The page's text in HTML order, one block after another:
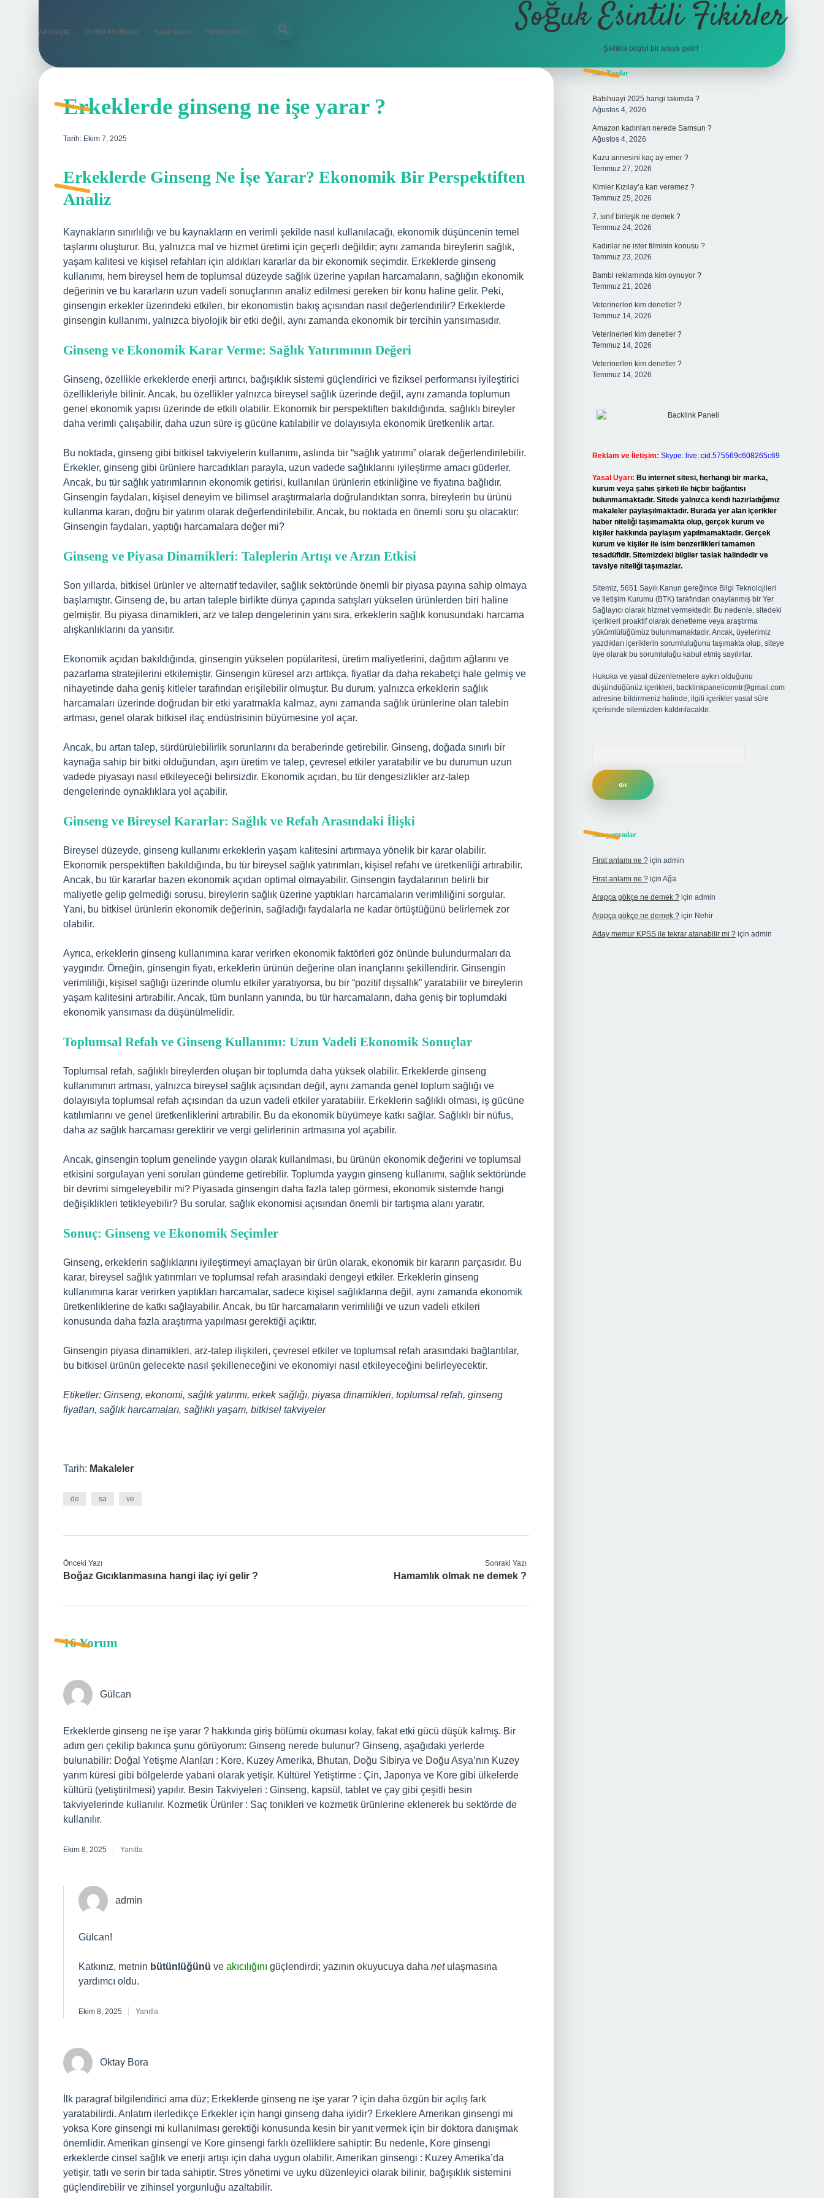
Anasayfa Gizlilik Politikası Yasal Uyarı Hakkımızda Soğuk Esintili Fikirler
Şıklıkla bilgiyi bir araya getir!
Erkeklerde ginseng ne işe yarar ?
Tarih: Ekim 7, 2025
Erkeklerde Ginseng Ne İşe Yarar? Ekonomik Bir Perspektiften
Analiz
Kaynakların sınırlılığı ve bu kaynakların en verimli şekilde nasıl kullanılacağı, ekonomik düşüncenin temel
taşlarını oluşturur. Bu, yalnızca mal ve hizmet üretimi için geçerli değildir; aynı zamanda bireylerin sağlık,
yaşam kalitesi ve kişisel refahları için aldıkları kararlar da bir ekonomik seçimdir. Erkeklerde ginseng
kullanımı, hem bireysel hem de toplumsal düzeyde sağlık üzerine yapılan harcamaların, sağlığın ekonomik
değerinin ve bu kararların uzun vadeli sonuçlarının analiz edilmesi gereken bir konu haline gelir. Peki,
ginsengin erkekler üzerindeki etkileri, bir ekonomistin bakış açısından nasıl değerlendirilir? Erkeklerde
ginsengin kullanımı, yalnızca biyolojik bir etki değil, aynı zamanda ekonomik bir tercihin yansımasıdır.
Ginseng ve Ekonomik Karar Verme: Sağlık Yatırımının Değeri
Ginseng, özellikle erkeklerde enerji artırıcı, bağışıklık sistemi güçlendirici ve fiziksel performansı iyileştirici
özellikleriyle bilinir. Ancak, bu özellikler yalnızca bireysel sağlık üzerinde değil, aynı zamanda toplumun
genel ekonomik yapısı üzerinde de etkili olabilir. Ekonomik bir perspektiften bakıldığında, sağlıklı bireyler
daha verimli çalışabilir, daha uzun süre iş gücüne katılabilir ve dolayısıyla ekonomik üretkenlik artar.
Bu noktada, ginseng gibi bitkisel takviyelerin kullanımı, aslında bir “sağlık yatırımı” olarak değerlendirilebilir.
Erkekler, ginseng gibi ürünlere harcadıkları parayla, uzun vadede sağlıklarını iyileştirme amacı güderler.
Ancak, bu tür sağlık yatırımlarının ekonomik getirisi, kullanılan ürünlerin etkinliğine ve fiyatına bağlıdır.
Ginsengin faydaları, kişisel deneyim ve bilimsel araştırmalarla doğrulandıktan sonra, bireylerin bu ürünü
kullanma kararı, doğru bir yatırım olarak değerlendirilebilir. Ancak, bu noktada en önemli soru şu olacaktır:
Ginsengin faydaları, yaptığı harcamalara değer mi?
Ginseng ve Piyasa Dinamikleri: Taleplerin Artışı ve Arzın Etkisi
Son yıllarda, bitkisel ürünler ve alternatif tedaviler, sağlık sektöründe önemli bir piyasa payına sahip olmaya
başlamıştır. Ginseng de, bu artan taleple birlikte dünya çapında satışları yükselen ürünlerden biri haline
gelmiştir. Bu piyasa dinamikleri, arz ve talep dengelerinin yanı sıra, erkeklerin sağlık konusundaki harcama
alışkanlıklarını da yansıtır.
Ekonomik açıdan bakıldığında, ginsengin yükselen popülaritesi, üretim maliyetlerini, dağıtım ağlarını ve
pazarlama stratejilerini etkilemiştir. Ginsengin küresel arzı arttıkça, fiyatlar da daha rekabetçi hale gelmiş ve
nihayetinde daha geniş kitleler tarafından erişilebilir olmuştur. Bu durum, yalnızca erkeklerin sağlık
harcamaları üzerinde doğrudan bir etki yaratmakla kalmaz, aynı zamanda sağlık ürünlerine olan talebin
artması, genel olarak bitkisel ilaç endüstrisinin büyümesine yol açar.
Ancak, bu artan talep, sürdürülebilirlik sorunlarını da beraberinde getirebilir. Ginseng, doğada sınırlı bir
kaynağa sahip bir bitki olduğundan, aşırı üretim ve talep, çevresel etkiler yaratabilir ve bu durumun uzun
vadede piyasayı nasıl etkileyeceği belirsizdir. Ekonomik açıdan, bu tür dengesizlikler arz-talep
dengelerinde oynaklıklara yol açabilir.
Ginseng ve Bireysel Kararlar: Sağlık ve Refah Arasındaki İlişki
Bireysel düzeyde, ginseng kullanımı erkeklerin yaşam kalitesini artırmaya yönelik bir karar olabilir.
Ekonomik perspektiften bakıldığında, bu tür bireysel sağlık yatırımları, kişisel refahı ve üretkenliği artırabilir.
Ancak, bu tür kararlar bazen ekonomik açıdan optimal olmayabilir. Ginsengin faydalarının belirli bir
maliyetle gelip gelmediği sorusu, bireylerin sağlık üzerine yaptıkları harcamaların verimliliğini sorgular.
Yani, bu bitkisel ürünlerin ekonomik değerinin, sağladığı faydalarla ne kadar örtüştüğünü belirlemek zor
olabilir.
Ayrıca, erkeklerin ginseng kullanımına karar verirken ekonomik faktörleri göz önünde bulundurmaları da
yaygındır. Örneğin, ginsengin fiyatı, erkeklerin ürünün değerine olan inançlarını şekillendirir. Ginsengin
verimliliği, kişisel sağlığı üzerinde olumlu etkiler yaratıyorsa, bu bir “pozitif dışsallık” yaratabilir ve bireylerin
yaşam kalitesini artırabilir. Ancak, tüm bunların yanında, bu tür harcamaların, daha geniş bir toplumdaki
ekonomik yansıması da düşünülmelidir.
Toplumsal Refah ve Ginseng Kullanımı: Uzun Vadeli Ekonomik Sonuçlar
Toplumsal refah, sağlıklı bireylerden oluşan bir toplumda daha yüksek olabilir. Erkeklerde ginseng
kullanımının artması, yalnızca bireysel sağlık açısından değil, aynı zamanda genel toplum sağlığı ve
dolayısıyla toplumsal refah açısından da uzun vadeli etkiler yaratabilir. Erkeklerin sağlıklı olması, iş gücüne
katılımlarını ve genel üretkenliklerini artırabilir. Bu da ekonomik büyümeye katkı sağlar. Sağlıklı bir nüfus,
daha az sağlık harcaması gerektirir ve vergi gelirlerinin artmasına yol açabilir.
Ancak, ginsengin toplum genelinde yaygın olarak kullanılması, bu ürünün ekonomik değerini ve toplumsal
etkisini sorgulayan yeni soruları gündeme getirebilir. Toplumda yaygın ginseng kullanımı, sağlık sektöründe
bir devrimi simgeleyebilir mi? Piyasada ginsengin daha fazla talep görmesi, ekonomik sistemde hangi
değişiklikleri tetikleyebilir? Bu sorular, sağlık ekonomisi açısından önemli bir tartışma alanı yaratır.
Sonuç: Ginseng ve Ekonomik Seçimler
Ginseng, erkeklerin sağlıklarını iyileştirmeyi amaçlayan bir ürün olarak, ekonomik bir kararın parçasıdır. Bu
karar, bireysel sağlık yatırımları ve toplumsal refah arasındaki dengeyi etkiler. Erkeklerin ginseng
kullanımına karar verirken yaptıkları harcamalar, sadece kişisel sağlıklarına değil, aynı zamanda ekonomik
üretkenliklerine de katkı sağlayabilir. Ancak, bu tür harcamaların verimliliği ve uzun vadeli etkileri
konusunda daha fazla araştırma yapılması gerektiği açıktır.
Ginsengin piyasa dinamikleri, arz-talep ilişkileri, çevresel etkiler ve toplumsal refah arasındaki bağlantılar,
bu bitkisel ürünün gelecekte nasıl şekilleneceğini ve ekonomiyi nasıl etkileyeceğini belirleyecektir.
Etiketler: Ginseng, ekonomi, sağlık yatırımı, erkek sağlığı, piyasa dinamikleri, toplumsal refah, ginseng
fiyatları, sağlık harcamaları, sağlıklı yaşam, bitkisel takviyeler
Tarih: Makaleler
de sa ve
Önceki Yazı
Boğaz Gıcıklanmasına hangi ilaç iyi gelir ?
Sonraki Yazı
Hamamlık olmak ne demek ?
16 Yorum
Gülcan
Erkeklerde ginseng ne işe yarar ? hakkında giriş bölümü okuması kolay, fakat etki gücü düşük kalmış. Bir
adım geri çekilip bakınca şunu görüyorum: Ginseng nerede bulunur? Ginseng, aşağıdaki yerlerde
bulunabilir: Doğal Yetişme Alanları : Kore, Kuzey Amerika, Bhutan, Doğu Sibirya ve Doğu Asya’nın Kuzey
yarım küresi gibi bölgelerde yabani olarak yetişir. Kültürel Yetiştirme : Çin, Japonya ve Kore gibi ülkelerde
kültürü (yetiştirilmesi) yapılır. Besin Takviyeleri : Ginseng, kapsül, tablet ve çay gibi çeşitli besin
takviyelerinde kullanılır. Kozmetik Ürünler : Saç tonikleri ve kozmetik ürünlerine eklenerek bu sektörde de
kullanılır.
Ekim 8, 2025 Yanıtla
admin
Gülcan!
Katkınız, metnin bütünlüğünü ve akıcılığını güçlendirdi; yazının okuyucuya daha netulaşmasına
yardımcı oldu.
Ekim 8, 2025 Yanıtla
Oktay Bora
İlk paragraf bilgilendirici ama düz; Erkeklerde ginseng ne işe yarar ? için daha özgün bir açılış fark
yaratabilirdi. Anlatım ilerledikçe Erkekler için hangi ginseng daha iyidir? Erkeklere Amerikan ginsengi mi
yoksa Kore ginsengi mi kullanılması gerektiği konusunda kesin bir yanıt vermek için bir doktora danışmak
önemlidir. Amerikan ginsengi ve Kore ginsengi farklı özelliklere sahiptir: Bu nedenle, Kore ginsengi
erkeklerde cinsel sağlık ve enerji artışı için daha uygun olabilir. Amerikan ginsengi : Kuzey Amerika’da
yetişir, tatlı ve serin bir tada sahiptir. Stres yönetimi ve uyku düzenleyici olarak bilinir, bağışıklık sistemini
güçlendirebilir ve zihinsel yorgunluğu azaltabilir.
Sidebar
Son Yazılar
Batshuayi 2025 hangi takımda ?
Ağustos 4, 2026
Amazon kadınları nerede Samsun ?
Ağustos 4, 2026
Kuzu annesini kaç ay emer ?
Temmuz 27, 2026
Kimler Kızılay’a kan veremez ?
Temmuz 25, 2026
7. sınıf birleşik ne demek ?
Temmuz 24, 2026
Kadınlar ne ister filminin konusu ?
Temmuz 23, 2026
Bambi reklamında kim oynuyor ?
Temmuz 21, 2026
Veterinerleri kim denetler ?
Temmuz 14, 2026
Veterinerleri kim denetler ?
Temmuz 14, 2026
Veterinerleri kim denetler ?
Temmuz 14, 2026
Reklam ve İletişim: Skype: live:.cid.575569c608265c69
Yasal Uyarı: Bu internet sitesi, herhangi bir marka,
kurum veya şahıs şirketi ile hiçbir bağlantısı
bulunmamaktadır. Sitede yalnızca kendi hazırladığımız
makaleler paylaşılmaktadır. Burada yer alan içerikler
haber niteliği taşımamakta olup, gerçek kurum ve
kişiler hakkında paylaşım yapılmamaktadır. Gerçek
kurum ve kişiler ile isim benzerlikleri tamamen
tesadüfidir. Sitemizdeki bilgiler taslak halindedir ve
tavsiye niteliği taşımazlar.
Sitemiz, 5651 Sayılı Kanun gereğince Bilgi Teknolojileri
ve İletişim Kurumu (BTK) tarafından onaylanmış bir Yer
Sağlayıcı olarak hizmet vermektedir. Bu nedenle, sitedeki
içerikleri proaktif olarak denetleme veya araştırma
yükümlülüğümüz bulunmamaktadır. Ancak, üyelerimiz
yazdıkları içeriklerin sorumluluğunu taşımakta olup, siteye
üye olarak bu sorumluluğu kabul etmiş sayılırlar.
Hukuka ve yasal düzenlemelere aykırı olduğunu
düşündüğünüz içerikleri, backlinkpanelicomtr@gmail.com
adresine bildirmeniz halinde, ilgili içerikler yasal süre
içerisinde sitemizden kaldırılacaktır.
Son yorumlar
Firat anlamı ne ?için admin
Firat anlamı ne ?için Ağa
Arapça gökçe ne demek ?için admin
Arapça gökçe ne demek ?için Nehir
Aday memur KPSS ile tekrar atanabilir mi ?için admin